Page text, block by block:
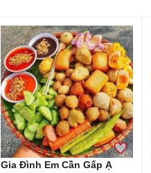
Gia Đình Em Cần Gấp Ạ